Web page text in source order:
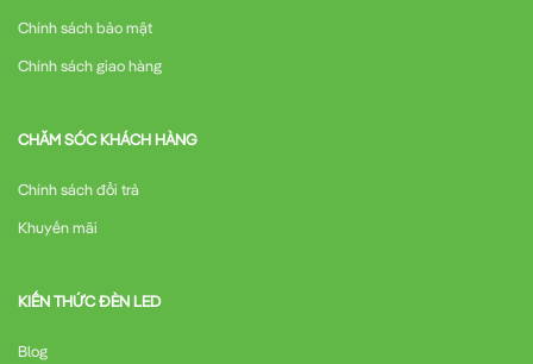
công nghiệp
Chính sách bảo mật
Chính sách giao hàng
CHĂM SÓC KHÁCH HÀNG
Chính sách đổi trả
Khuyến mãi
KIẾN THỨC ĐÈN LED
Blog